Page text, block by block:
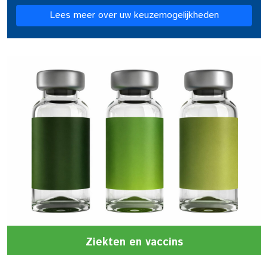
Lees meer over uw keuzemogelijkheden
Ziekten en vaccins